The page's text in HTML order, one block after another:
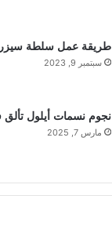
طريقة عمل سلطة سيزر
سبتمبر 9, 2023
نجوم نسمات أيلول تألق
مارس 7, 2025